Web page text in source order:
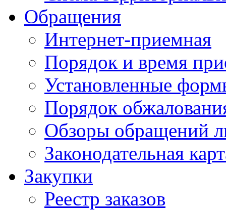
Обращения
Интернет-приемная
Порядок и время
Установленные
Порядок
Обзоры обращений
Законодательная
Закупки
Реестр заказов